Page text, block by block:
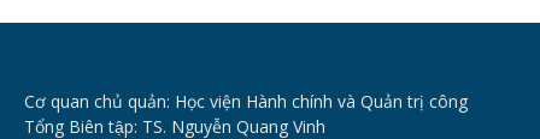
Cơ quan chủ quản: Học viện Hành chính và Quản trị công
Tổng Biên tập: TS. Nguyễn Quang Vinh